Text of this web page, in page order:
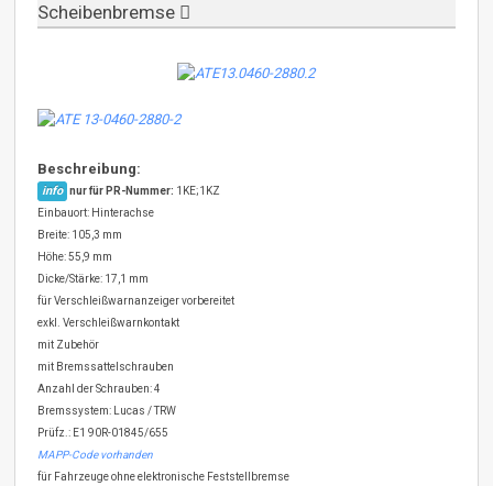
Scheibenbremse
Beschreibung:
info nur für PR-Nummer: 1KE;1KZ
Einbauort: Hinterachse
Breite: 105,3 mm
Höhe: 55,9 mm
Dicke/Stärke: 17,1 mm
für Verschleißwarnanzeiger vorbereitet
exkl. Verschleißwarnkontakt
mit Zubehör
mit Bremssattelschrauben
Anzahl der Schrauben: 4
Bremssystem: Lucas / TRW
Prüfz.: E1 90R-01845/655
MAPP-Code vorhanden
für Fahrzeuge ohne elektronische Feststellbremse